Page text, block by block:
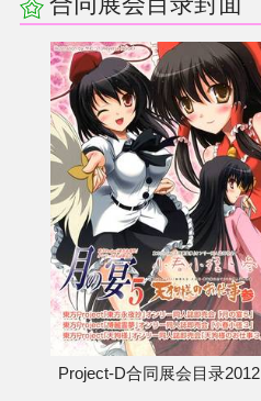
Project-D合同展会目录2012